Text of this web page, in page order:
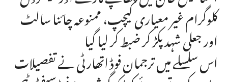
کلوگرام غیر معیاری کیچپ، ممنوعہ چائنا سالٹ
اور جعلی شہد پکڑ کر ضبط کر لیا گیا
اس سلسلے میں ترجمان فوڈ اتھارٹی نے تفصیلات